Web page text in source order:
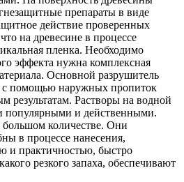
препараты в виде
действие проверенных
на древесине в процессе
пленка. Необходимо
эффекта нужна комплексная
Основной разрушитель
с помощью наружных пропиток
результатам. Растворы на водной
популярными и действенными.
количестве. Они
в процессе нанесения,
и практичностью, быстро
резкого запаха, обеспечивают